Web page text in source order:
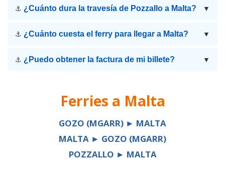
⚓ ¿Cuánto dura la travesía de Pozzallo a Malta? ▼
⚓ ¿Cuánto cuesta el ferry para llegar a Malta? ▼
⚓ ¿Puedo obtener la factura de mi billete? ▼
Ferries a Malta
GOZO (MGARR) ► MALTA
MALTA ► GOZO (MGARR)
POZZALLO ► MALTA